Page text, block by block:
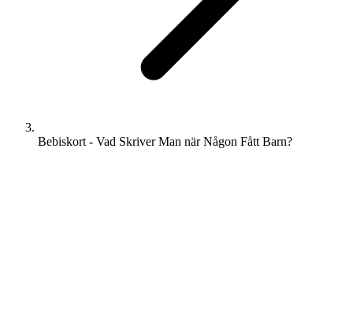
Bebiskort - Vad Skriver Man när Någon Fått Barn?